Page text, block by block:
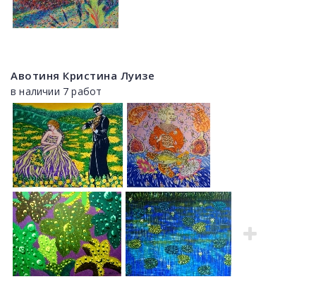
Авотиня Кристина Луизе
в наличии 7 работ